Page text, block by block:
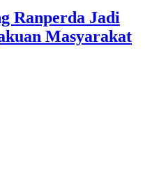
Ranperda Jadi
Masyarakat